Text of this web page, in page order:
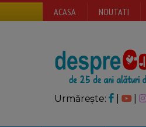
ACASA NOUTATI
Urmărește: |